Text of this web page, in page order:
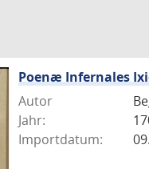
Poenæ Infernales
Autor
Jahr:
Importdatum: